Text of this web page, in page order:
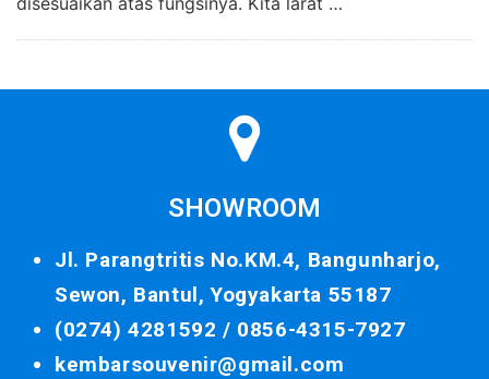
SHOWROOM
Jl. Parangtritis No.KM.4, Bangunharjo,
Sewon, Bantul, Yogyakarta 55187
(0274) 4281592 / 0856-4315-7927
kembarsouvenir@gmail.com